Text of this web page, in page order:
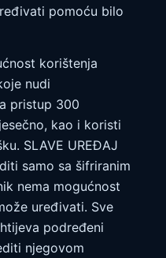
​​pomoću bilo
korištenja
nudi
pristup 300
kao i koristi
SLAVE UREĐAJ
samo sa šifriranim
nema mogućnost
uređivati. Sve
podređeni
njegovom